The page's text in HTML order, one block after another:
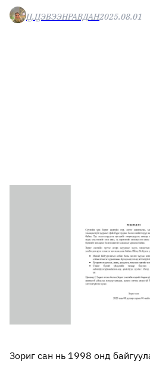
МИЛЛЕНИАЛ
Ц.ЦЭВЭЭНРАВДАН2025.08.01
Зориг сан нь 1998 онд